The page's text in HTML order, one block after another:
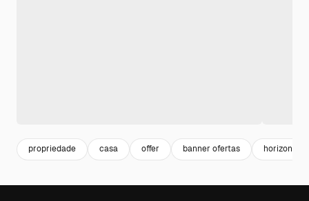
propriedade casa offer banner ofertas horizontal